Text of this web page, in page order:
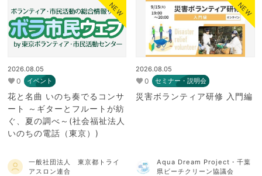
NEW
2026.08.05
0 イベント
花と名曲 いのち奏でるコンサ
ート ～ギターとフルートが紡
ぐ、夏の調べ～(社会福祉法人
いのちの電話（東京）)
NEW
2026.08.05
0 セミナー・説明会
災害ボランティア研修 入門編
一般社団法人 東京都トライ
アスロン連合
Aqua Dream Project・千葉
県ビーチクリーン協議会